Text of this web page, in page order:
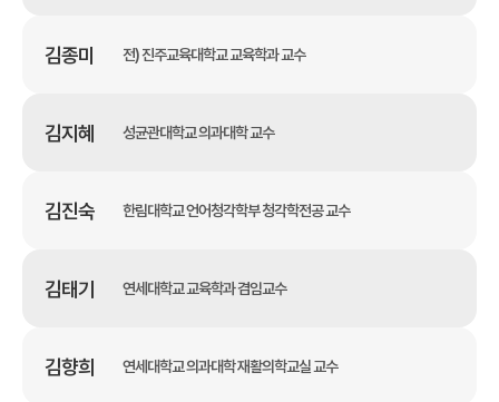
김종미 전) 진주교육대학교 교육학과 교수
김지혜 성균관대학교 의과대학 교수
김진숙 한림대학교 언어청각학부 청각학전공 교수
김태기 연세대학교 교육학과 겸임교수
김향희 연세대학교 의과대학 재활의학교실 교수